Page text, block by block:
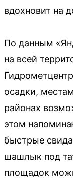
вдохновит на
По данным
на всей
осадки,
районах
этом
быстрые
шашлык под
площадок